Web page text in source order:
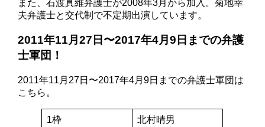
また、石渡真維弁護士が2008年3月から加入。菊地幸
夫弁護士と交代制で不定期出演しています。
2011年11月27日〜2017年4月9日までの弁護
士軍団！
2011年11月27日〜2017年4月9日までの弁護士軍団は
こちら。
1枠 北村晴男